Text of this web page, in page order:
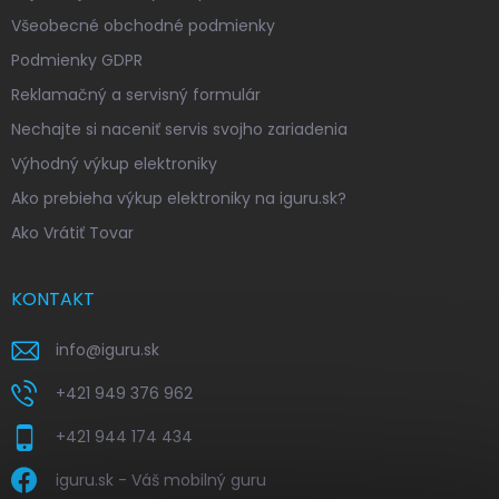
Všeobecné obchodné podmienky
Podmienky GDPR
Reklamačný a servisný formulár
Nechajte si naceniť servis svojho zariadenia
Výhodný výkup elektroniky
Ako prebieha výkup elektroniky na iguru.sk?
Ako Vrátiť Tovar
KONTAKT
info@iguru.sk
+421 949 376 962
+421 944 174 434
iguru.sk - Váš mobilný guru